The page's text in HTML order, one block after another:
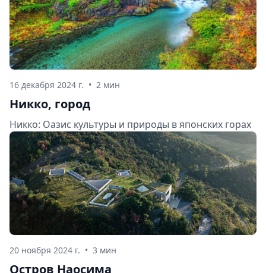
16 декабря 2024 г. • 2 мин
Никко, город
Никко: Оазис культуры и природы в японских горах
20 ноября 2024 г. • 3 мин
Остров Наосима